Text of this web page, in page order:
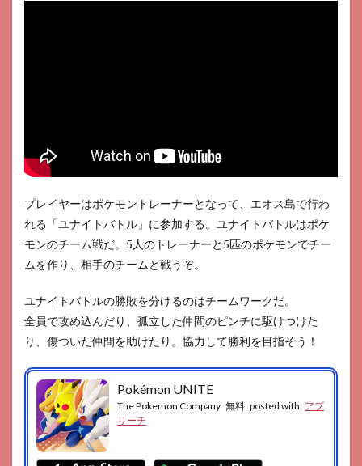
プレイヤーはポケモントレーナーとなって、エオス島で行わ
れる「ユナイトバトル」に参加する。ユナイトバトルはポケ
モンのチーム戦だ。5人のトレーナーと5匹のポケモンでチー
ムを作り、相手のチームと戦うぞ。
ユナイトバトルの勝敗を分けるのはチームワークだ。
全員で攻め込んだり、孤立した仲間のピンチに駆けつけた
り、傷ついた仲間を助けたり。協力して勝利を目指そう！
Pokémon UNITE
The Pokemon Company 無料 posted with アプ
リーチ